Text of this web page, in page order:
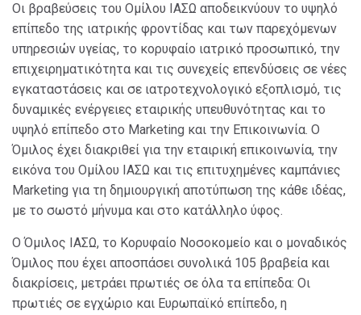
Οι βραβεύσεις του Ομίλου ΙΑΣΩ αποδεικνύουν το υψηλό
επίπεδο της ιατρικής φροντίδας και των παρεχόμενων
υπηρεσιών υγείας, το κορυφαίο ιατρικό προσωπικό, την
επιχειρηματικότητα και τις συνεχείς επενδύσεις σε νέες
εγκαταστάσεις και σε ιατροτεχνολογικό εξοπλισμό, τις
δυναμικές ενέργειες εταιρικής υπευθυνότητας και το
υψηλό επίπεδο στο Marketing και την Επικοινωνία. Ο
Όμιλος έχει διακριθεί για την εταιρική επικοινωνία, την
εικόνα του Ομίλου ΙΑΣΩ και τις επιτυχημένες καμπάνιες
Marketing για τη δημιουργική αποτύπωση της κάθε ιδέας,
με το σωστό μήνυμα και στο κατάλληλο ύφος.
Ο Όμιλος ΙΑΣΩ, το Κορυφαίο Νοσοκομείο και ο μοναδικός
Όμιλος που έχει αποσπάσει συνολικά 105 βραβεία και
διακρίσεις, μετράει πρωτιές σε όλα τα επίπεδα: Οι
πρωτιές σε εγχώριο και Ευρωπαϊκό επίπεδο, η